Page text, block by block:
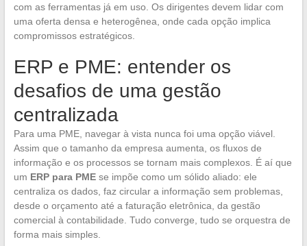
com as ferramentas já em uso. Os dirigentes devem lidar com
uma oferta densa e heterogênea, onde cada opção implica
compromissos estratégicos.
ERP e PME: entender os
desafios de uma gestão
centralizada
Para uma PME, navegar à vista nunca foi uma opção viável.
Assim que o tamanho da empresa aumenta, os fluxos de
informação e os processos se tornam mais complexos. É aí que
um ERP para PMEse impõe como um sólido aliado: ele
centraliza os dados, faz circular a informação sem problemas,
desde o orçamento até a faturação eletrônica, da gestão
comercial à contabilidade. Tudo converge, tudo se orquestra de
forma mais simples.